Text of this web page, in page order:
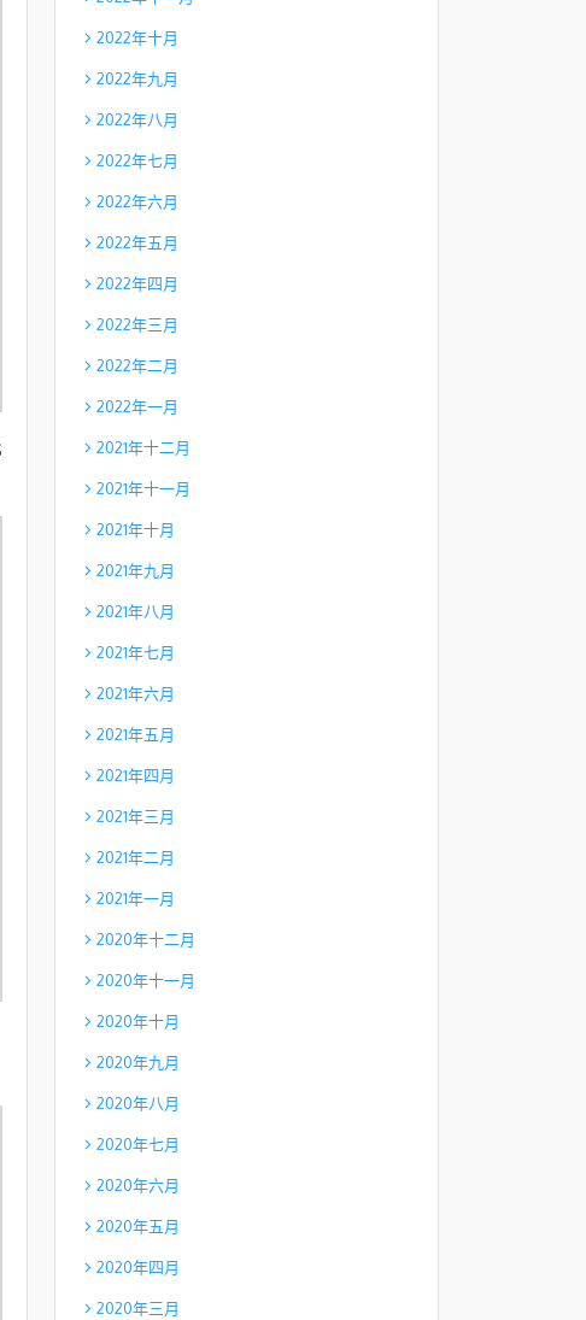
2022年十月
2022年九月
2022年八月
2022年七月
2022年六月
2022年五月
2022年四月
2022年三月
2022年二月
2022年一月
2021年十二月
2021年十一月
2021年十月
2021年九月
2021年八月
2021年七月
2021年六月
2021年五月
2021年四月
2021年三月
2021年二月
2021年一月
2020年十二月
2020年十一月
2020年十月
2020年九月
2020年八月
2020年七月
2020年六月
2020年五月
2020年四月
2020年三月